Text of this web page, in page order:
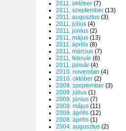
2011. október (7)
2011. szeptember (13)
2011. augusztus (3)
2011. július (4)
2011. június (2)
2011. május (13)
2011. április (8)
2011. március (7)
2011. február (6)
2011. január (4)
2010. november (4)
2010. október (2)
2009. szeptember (3)
2009. július (1)
2009. június (7)
2009. május (11)
2009. április (12)
2008. április (1)
2004. augusztus (2)